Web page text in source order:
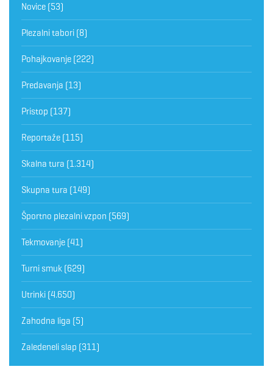
Novice (53)
Plezalni tabori (8)
Pohajkovanje (222)
Predavanja (13)
Pristop (137)
Reportaže (115)
Skalna tura (1.314)
Skupna tura (149)
Športno plezalni vzpon (569)
Tekmovanje (41)
Turni smuk (629)
Utrinki (4.650)
Zahodna liga (5)
Zaledeneli slap (311)